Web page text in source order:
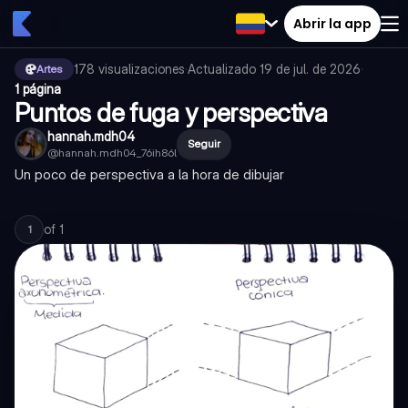
Abrir la app
Artes 178 visualizaciones·Actualizado 19 de jul. de 2026·
1 página
Puntos de fuga y perspectiva
hannah.mdh04
@hannah.mdh04_76ih86l
Seguir
Un poco de perspectiva a la hora de dibujar
1 of 1